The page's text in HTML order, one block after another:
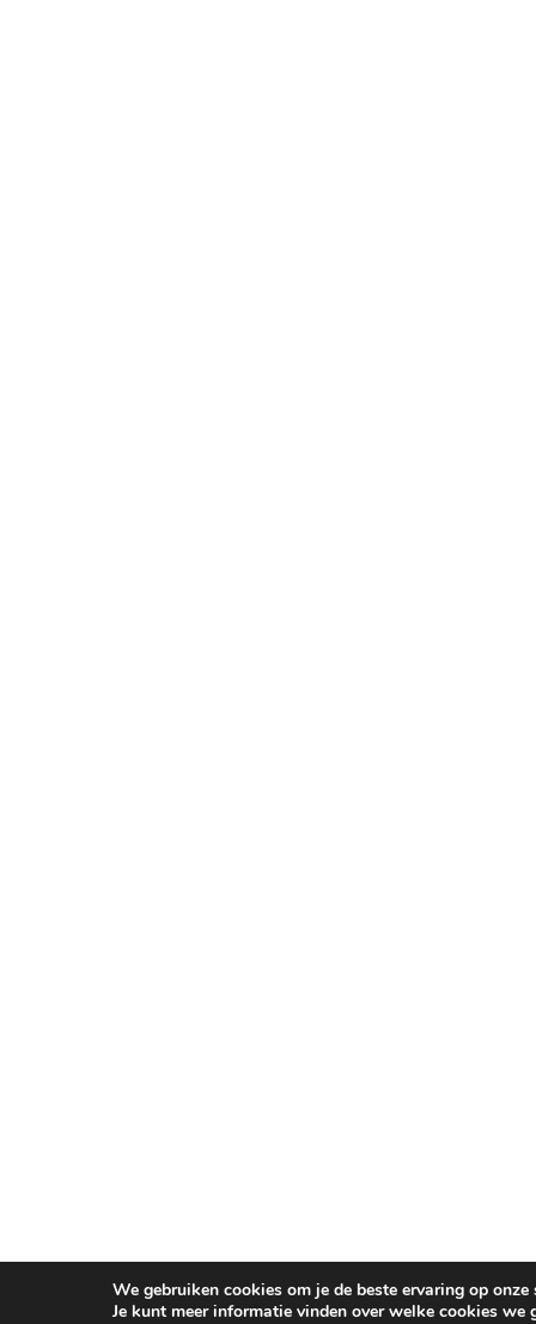
We gebruiken cookies om je de beste ervaring op onze
Je kunt meer informatie vinden over welke cookies